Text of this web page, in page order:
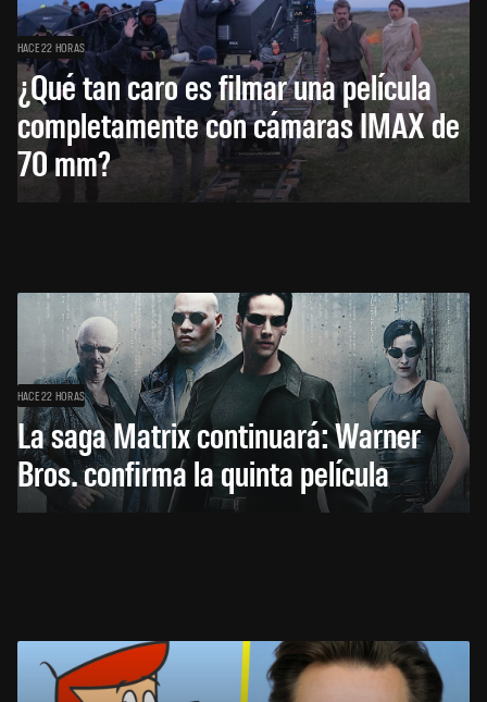
HACE 22 HORAS
¿Qué tan caro es filmar una película
completamente con cámaras IMAX de
70 mm?
HACE 22 HORAS
La saga Matrix continuará: Warner
Bros. confirma la quinta película